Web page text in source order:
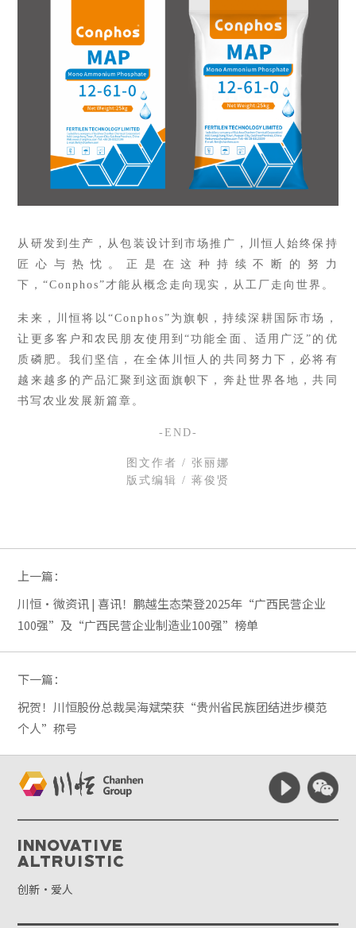
从研发到生产，从包装设计到市场推广，川恒人始终保持
匠心与热忱。正是在这种持续不断的努力
下，“Conphos”才能从概念走向现实，从工厂走向世界。
未来，川恒将以 “Conphos”为旗帜，持续深耕国际市场，
让更多客户和农民朋友使用到“功能全面、适用广泛”的优
质磷肥。我们坚信，在全体川恒人的共同努力下，必将有
越来越多的产品汇聚到这面旗帜下，奔赴世界各地，共同
书写农业发展新篇章。
-END-
图文作者 / 张丽娜
版式编辑 / 蒋俊贤
上一篇：
川恒·微资讯 | 喜讯！鹏越生态荣登2025年“广西民营企业
100强”及“广西民营企业制造业100强”榜单
下一篇：
祝贺！川恒股份总裁吴海斌荣获“贵州省民族团结进步模范
个人”称号
Innovative
Altruistic
创新·爱人